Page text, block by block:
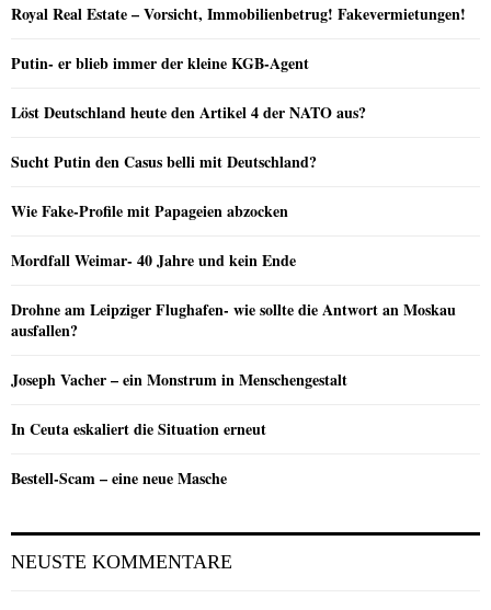
Royal Real Estate – Vorsicht, Immobilienbetrug! Fakevermietungen!
Putin- er blieb immer der kleine KGB-Agent
Löst Deutschland heute den Artikel 4 der NATO aus?
Sucht Putin den Casus belli mit Deutschland?
Wie Fake-Profile mit Papageien abzocken
Mordfall Weimar- 40 Jahre und kein Ende
Drohne am Leipziger Flughafen- wie sollte die Antwort an Moskau
ausfallen?
Joseph Vacher – ein Monstrum in Menschengestalt
In Ceuta eskaliert die Situation erneut
Bestell-Scam – eine neue Masche
NEUSTE KOMMENTARE